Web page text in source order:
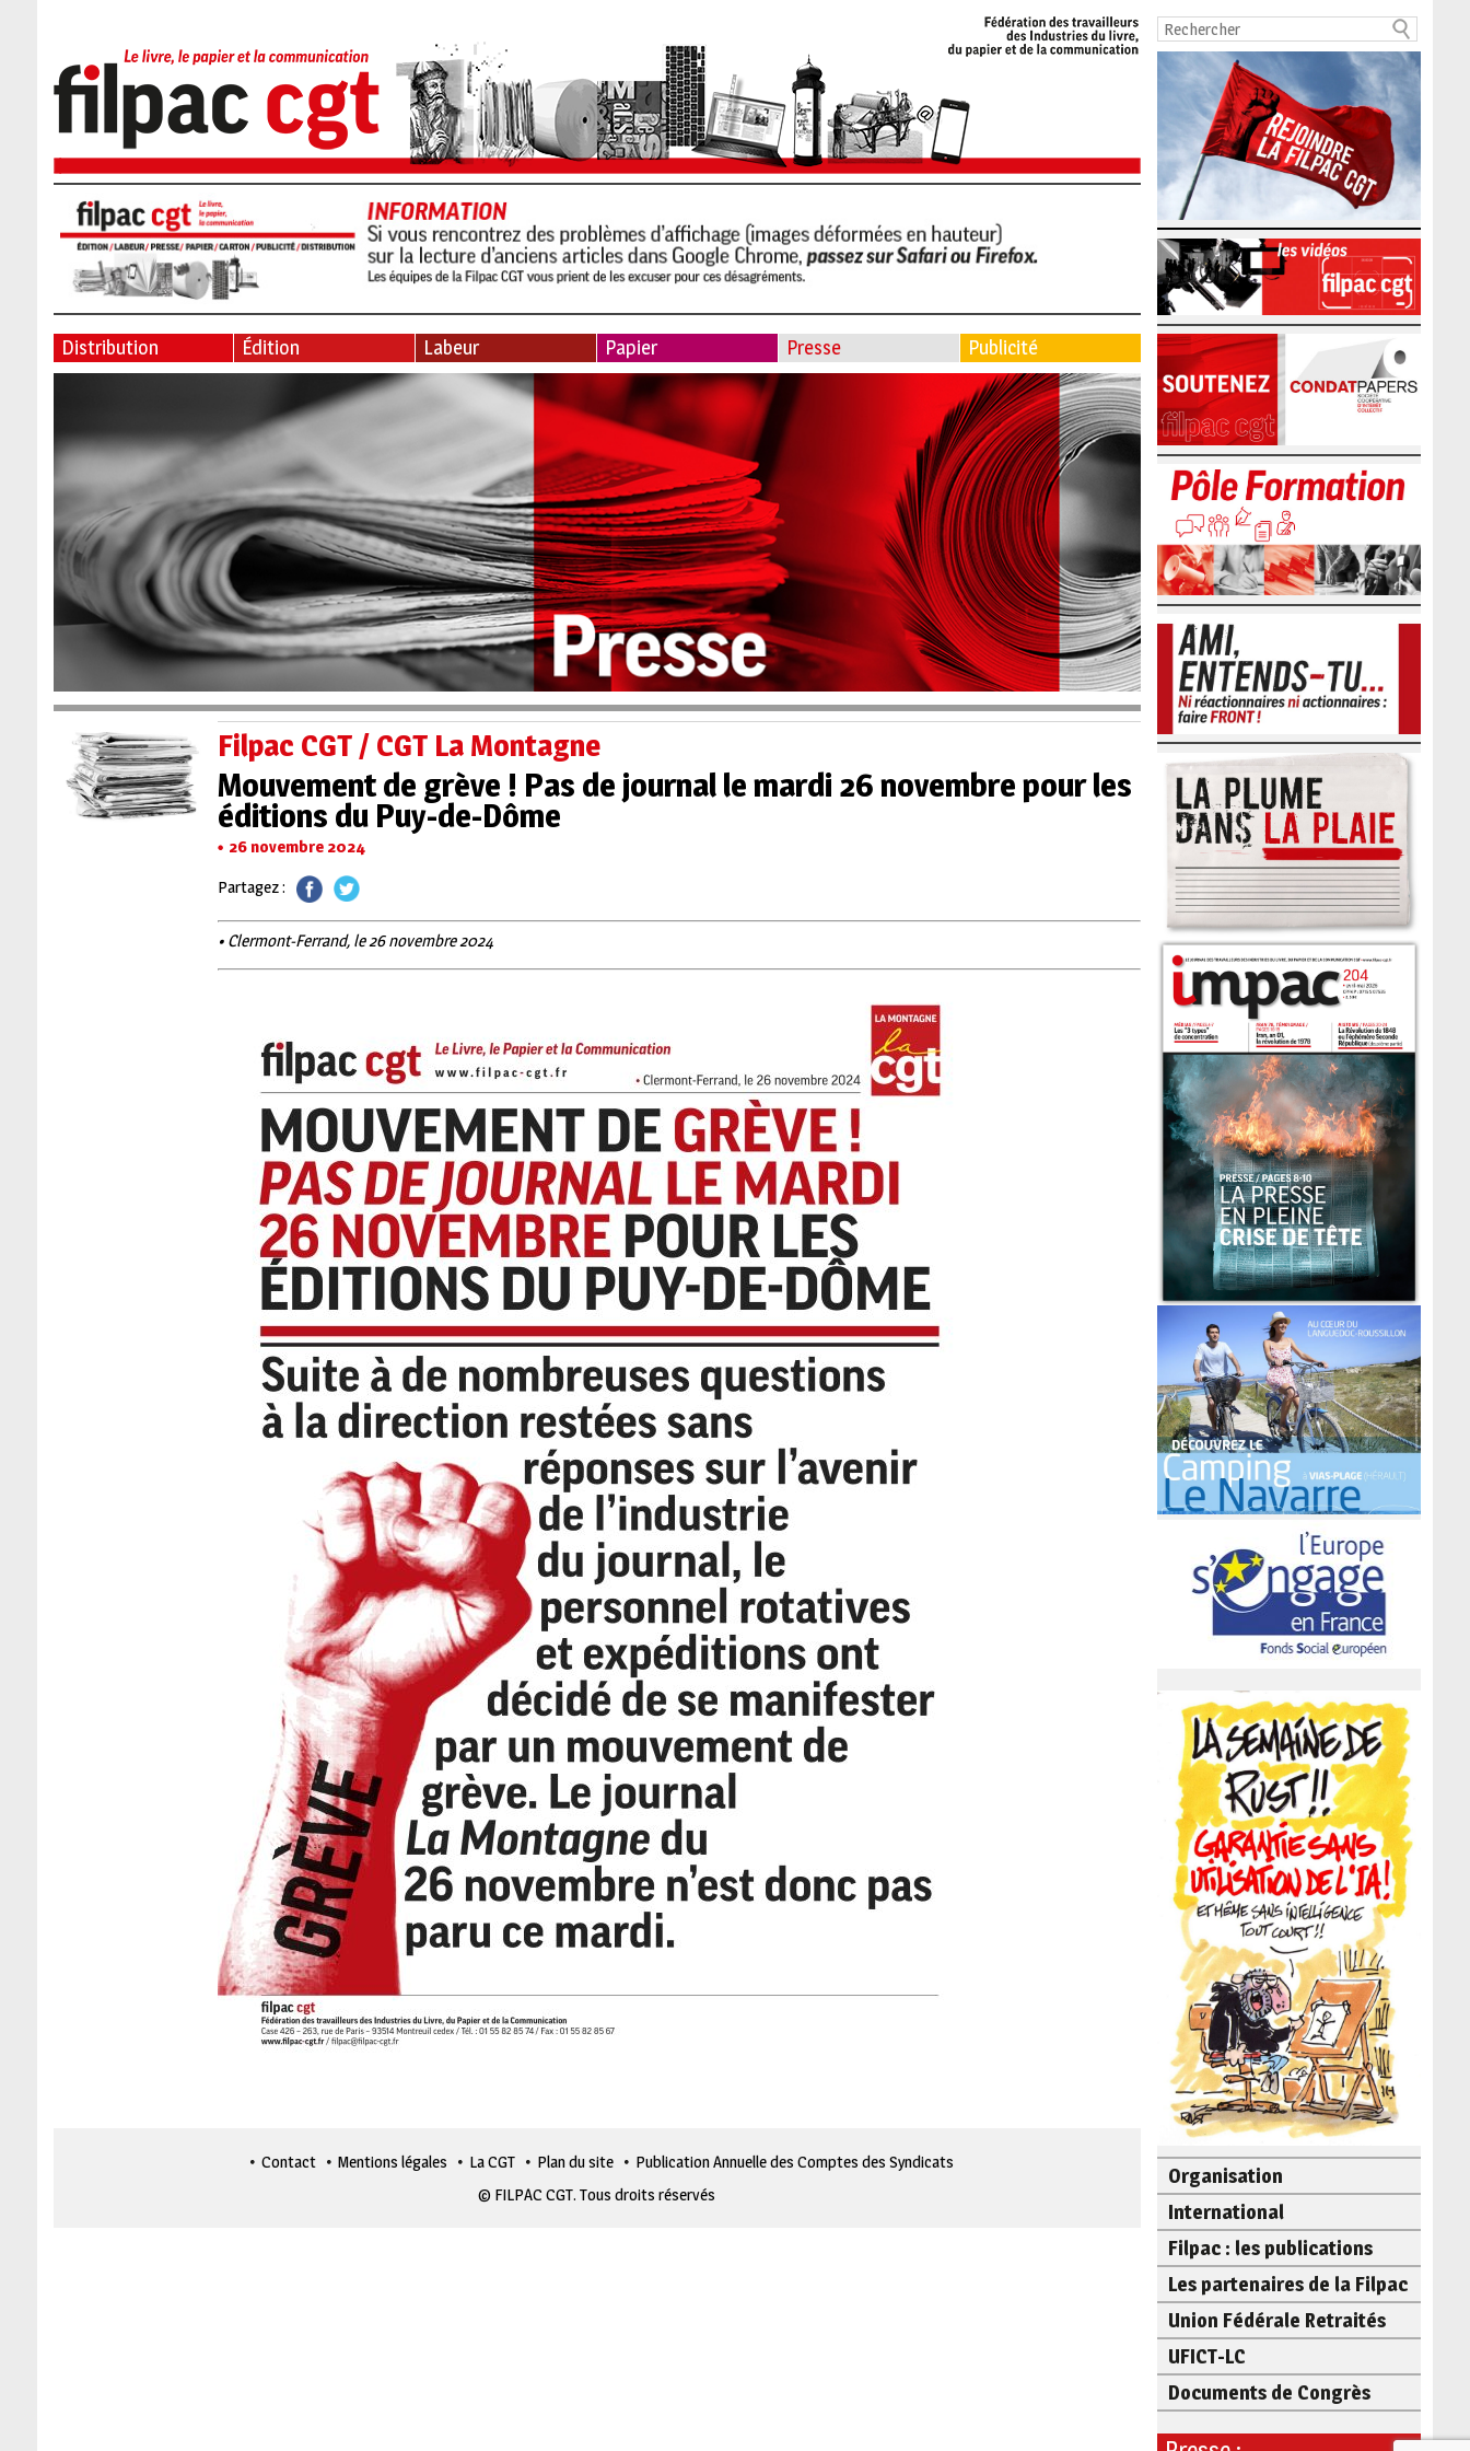
Distribution Édition Labeur Papier Presse Publicité
Filpac CGT / CGT La Montagne
Mouvement de grève ! Pas de journal le mardi 26 novembre pour les
éditions du Puy-de-Dôme
26 novembre 2024
Partagez :
• Clermont-Ferrand, le 26 novembre 2024
Contact Mentions légales La CGT Plan du site
Publication Annuelle des Comptes des Syndicats
© FILPAC CGT. Tous droits réservés
Organisation
International
Filpac : les publications
Les partenaires de la Filpac
Union Fédérale Retraités
UFICT-LC
Documents de Congrès